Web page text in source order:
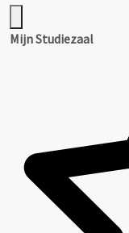
Mijn Studiezaal